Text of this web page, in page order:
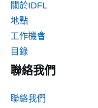
關於IDFL
地點
工作機會
目錄
聯絡我們
聯絡我們